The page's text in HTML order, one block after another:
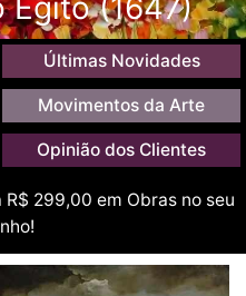
Egito (1647)
Últimas Novidades
Movimentos da Arte
Opinião dos Clientes
R$ 299,00 em Obras no seu